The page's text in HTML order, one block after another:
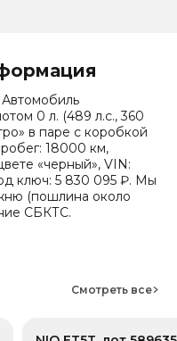
0 л. (489 л.с., 360
в паре с коробкой
18000 км,
«черный», VIN:
ключ: 5 830 095 ₽. Мы
(пошлина около
СБКТС.
расчет
сейчас авто стоит
Смотреть все